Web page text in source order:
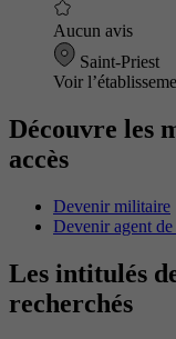
Aucun avis
Saint-Priest
Voir
Découvre les
accès
Devenir militaire
Devenir agent de
Les intitulés
recherchés